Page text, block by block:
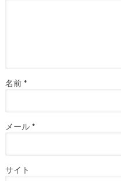
名前 *
メール *
サイト